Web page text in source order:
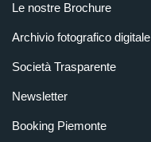
Le nostre Brochure
Archivio fotografico digitale
Società Trasparente
Newsletter
Booking Piemonte